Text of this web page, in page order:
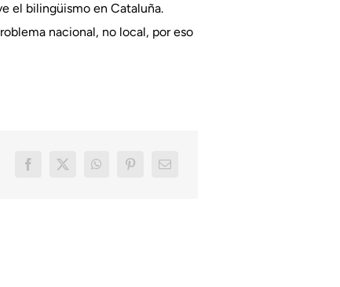
el bilingüismo en Cataluña.
nacional, no local, por eso